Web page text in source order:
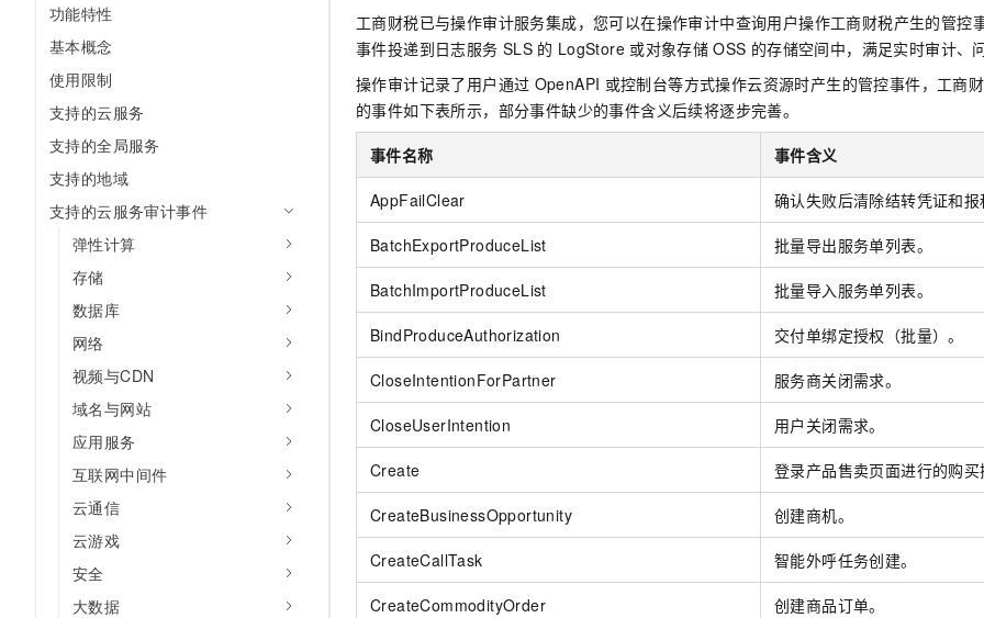
功能特性
基本概念
使用限制
支持的云服务
支持的全局服务
支持的地域
支持的云服务审计事件
弹性计算
存储
数据库
网络
视频与CDN
域名与网站
应用服务
互联网中间件
云通信
云游戏
安全
大数据
工商财税已与操作审计服务集成，您可以在操作审计中查询用户操作工商财税产生的管控
事件投递到日志服务 SLS 的 LogStore 或对象存储 OSS 的存储空间中，满足实时审计、
操作审计记录了用户通过 OpenAPI 或控制台等方式操作云资源时产生的管控事件，工商
的事件如下表所示，部分事件缺少的事件含义后续将逐步完善。
事件名称 事件含义
AppFailClear 确认失败后清除结转凭证和
BatchExportProduceList 批量导出服务单列表。
BatchImportProduceList 批量导入服务单列表。
BindProduceAuthorization 交付单绑定授权（批量）。
CloseIntentionForPartner 服务商关闭需求。
CloseUserIntention 用户关闭需求。
Create 登录产品售卖页面进行的购
CreateBusinessOpportunity 创建商机。
CreateCallTask 智能外呼任务创建。
CreateCommodityOrder 创建商品订单。
Qwen3.8-Max HOT
Qwen3.7-Plus
能看、能想、能动手的多模态智能体模型
Qwen3-VL-Plus
Kimi-K3 NEW
Deepseek-v4-pro
旗舰 MoE 大模型，百万上下文与顶尖推理能力
GLM-5.2
1M上下文，专为长程任务能力而生
图生视频，流
Wan2.7-
大模型服务
千问AI平台-Token Plan NEW
千问AI平台-模型体验
在线体验全尺寸、多种模态的模型效果
Happy 系列大模型
大模型服务平台百炼-应用模版
大模型服务平台百炼-智能体
灵活可视化地构建企业级 Agent
大模型原
Qoder HOT
面向真实软件
万有无界
秒悟
大模型解决方案
计算
容器
存储
网络与CDN
安全
中间件
数据库
大数据计算
媒体服务
企业服务与云通信
终端用户计算
Serverless
无影云电脑
随时随地安全接入的云上超级电脑
云解析DNS
覆盖公网/内网、递归/权威、移动APP等全场景解析服务
云原生大数据计算服务 MaxCompute
人工智能平台 PAI 大模型
一站式AI开发、训练和推理服务
Qoder CN
容器服务 Kubernetes 版 ACK
Qoder
面向真实软件
云原生数据
互联网应用开发
大数据
安全
网络
上云与迁云
企业出海
HappyHorse 打造一站式影视创作平台
可视化编排打通从文字构思到成片全链路闭环
快速拥有专属 OpenClaw
让AI从“聊天伙伴”进化为能干活的“数字员工”
Hermes Agent，打造自进化智能体
自主进化，持久记忆，越用越聪明
Claude Code + GStack 打造工程团队
安装技能 GStack，拥有专属 AI 工程团队
5 分钟轻松
低代码高效
云工开物
高校专属算力普惠，学生认证享300元代金券
免费试用
解决方案免费试用 新老同享
AI 产品 免费试用
1亿+ 大模型 tokens 和 30+ 款产品免费体验
140+云产品 免费试用
产品新客免费试用，最长12个月
大模型ACA认证体验
助力企业全员 AI 认知与能力提升
Token Plan 模型订阅计划 NEW
Qwen3.8-Max 首发尝鲜，限时加量 10 倍，夜间低至2折
千问办公，限时限量积分加倍 NEW
你的AI工作搭子，覆盖日常办公高频场景
万小智 AI 建站低至 15元/月
Night Plan 支持 Qwen 3.8-Max
夜间 5 折，Qwen/Meoo/TokenPlan 客户专享
AI 广告创作
图文、视频一
AI 建站
AI 办公
AI智能应用，
智能客服
自动承接线索
观测云
Tuya 物联网平台阿里云版
蓝凌 OA
电子合同
畅捷通
AI空中课堂在线直播课堂（旗舰版）
生态解决方案
行业生态解决方案
开发者生态解决方案
AI 开发和 AI 应用解决方案
OCR 文字识别
发票查验
天气预报查询
ERP
JAVA
全能环境
Ubuntu
SUSE
建站小程序
模板小程序
定制小程序
APP 开发
建站系统
无影生态合作计划
Salesforce On Alibaba Cloud
Consulting Partner 合作计划
AI 大模型销售与服务生态合作计划
云网络合作
Salesforce
计划
服务生态伙伴
在线服务
工单服务
短信专区
企业成长
服务实践
创新中心
信息公告
官网公告
分析师报告
研究报告与白皮书
天池大赛
AI 算法大赛
云开发大赛
入门学习赛
看见新力量
金融模力时刻
客户案例
魔搭
云工开物
科研合作